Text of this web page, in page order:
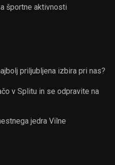
športne aktivnosti
priljubljena izbira pri nas?
v Splitu in se odpravite na
jedra Vilne